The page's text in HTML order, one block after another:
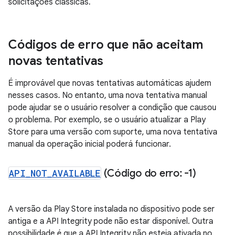
solicitações clássicas.
Códigos de erro que não aceitam
novas tentativas
É improvável que novas tentativas automáticas ajudem
nesses casos. No entanto, uma nova tentativa manual
pode ajudar se o usuário resolver a condição que causou
o problema. Por exemplo, se o usuário atualizar a Play
Store para uma versão com suporte, uma nova tentativa
manual da operação inicial poderá funcionar.
API NOT AVAILABLE (Código do erro: -1)
A versão da Play Store instalada no dispositivo pode ser
antiga e a API Integrity pode não estar disponível. Outra